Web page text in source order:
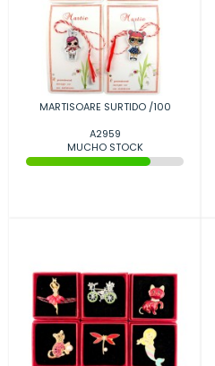
MARTISOARE SURTIDO /100
A2959
MUCHO STOCK